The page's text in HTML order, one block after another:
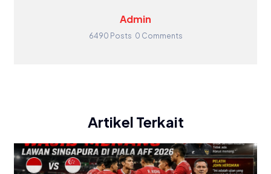
Admin
6490 Posts 0 Comments
Artikel Terkait